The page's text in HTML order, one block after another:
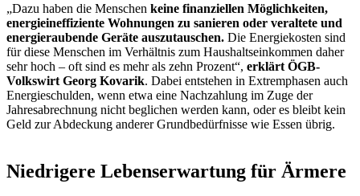
„Dazu haben die Menschen keine finanziellen Möglichkeiten,
energieineffiziente Wohnungen zu sanieren oder veraltete und
energieraubende Geräte auszutauschen. Die Energiekosten sind
für diese Menschen im Verhältnis zum Haushaltseinkommen daher
sehr hoch – oft sind es mehr als zehn Prozent“, erklärt ÖGB-
Volkswirt Georg Kovarik. Dabei entstehen in Extremphasen auch
Energieschulden, wenn etwa eine Nachzahlung im Zuge der
Jahresabrechnung nicht beglichen werden kann, oder es bleibt kein
Geld zur Abdeckung anderer Grundbedürfnisse wie Essen übrig.
Niedrigere Lebenserwartung für Ärmere